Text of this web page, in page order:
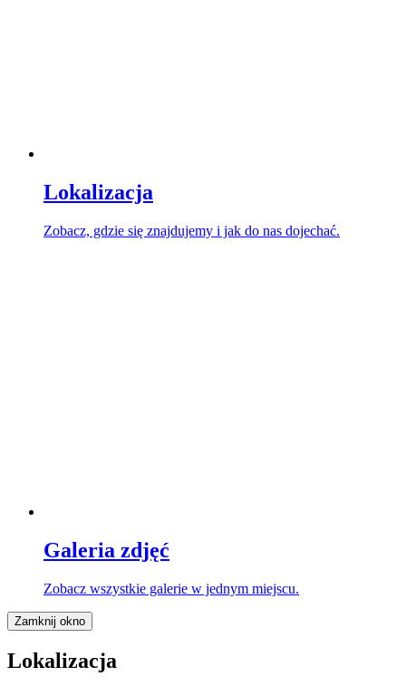
Lokalizacja
Zobacz, gdzie się znajdujemy i jak do nas dojechać.
Galeria zdjęć
Zobacz wszystkie galerie w jednym miejscu.
Zamknij okno
Lokalizacja